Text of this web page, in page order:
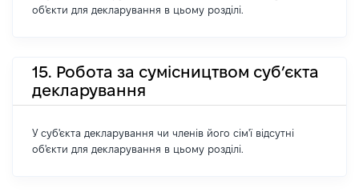
об'єкти для декларування в цьому розділі.
15. Робота за сумісництвом суб’єкта
декларування
У суб'єкта декларування чи членів його сім'ї відсутні
об'єкти для декларування в цьому розділі.